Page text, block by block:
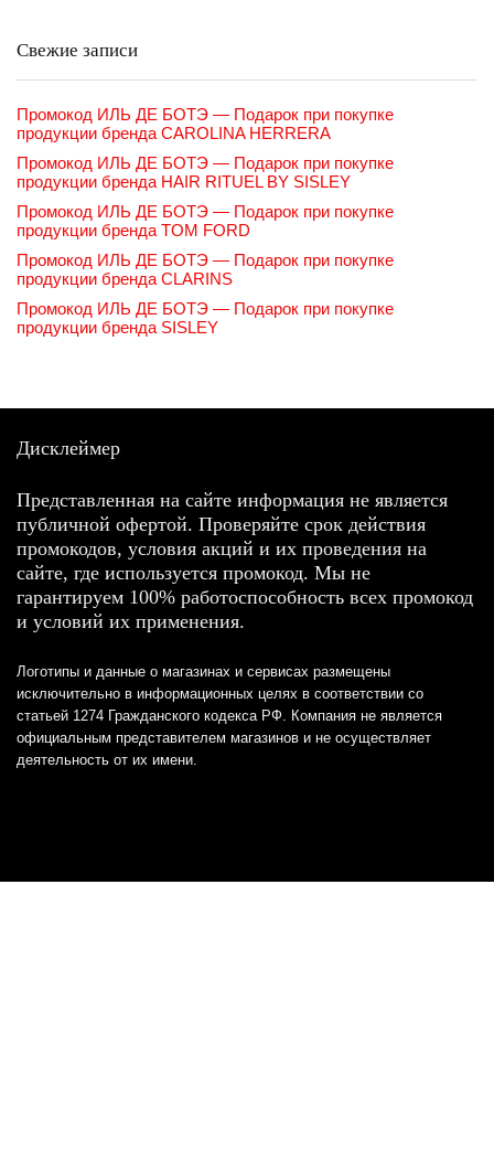
Свежие записи
Промокод ИЛЬ ДЕ БОТЭ — Подарок при покупке
продукции бренда CAROLINA HERRERA
Промокод ИЛЬ ДЕ БОТЭ — Подарок при покупке
продукции бренда HAIR RITUEL BY SISLEY
Промокод ИЛЬ ДЕ БОТЭ — Подарок при покупке
продукции бренда TOM FORD
Промокод ИЛЬ ДЕ БОТЭ — Подарок при покупке
продукции бренда CLARINS
Промокод ИЛЬ ДЕ БОТЭ — Подарок при покупке
продукции бренда SISLEY
Дисклеймер
Представленная на сайте информация не является
публичной офертой. Проверяйте срок действия
промокодов, условия акций и их проведения на
сайте, где используется промокод. Мы не
гарантируем 100% работоспособность всех промокод
и условий их применения.
Логотипы и данные о магазинах и сервисах размещены
исключительно в информационных целях в соответствии со
статьей 1274 Гражданского кодекса РФ. Компания не является
официальным представителем магазинов и не осуществляет
деятельность от их имени.